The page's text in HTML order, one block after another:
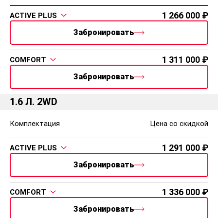
Иммобилайзер
Центральный замок
Регулировка передних ремней безопасности по
высоте
Регулировка рулевой колонки по высоте
Шумоизоляция капота
Тройное мигание поворотников при неполном
Крепления детских сидений ISOFIX сзади
Дневные ходовые огни
Пояcничная поддержка водителя (с
электрорегулировкой)
Дополнительные опции
Цвет металлик/перламутр - 6,000 ₽
Пакет Safety (доступен для АТ): навигационная
система с 8'' экраном, интеграцией со смартфонами
(Apple CarPlay/Android Auto) и информацией о
"пробках"; боковые подушки безопасности водителя
и переднего пассажира; боковые шторки
ACTIVE PLUS 1 266 000
Забронировать
COMFORT 1 311 000
Забронировать
1.6 Л. 2WD
Комплектация Цена со скидкой
ACTIVE PLUS 1 291 000
Забронировать
COMFORT 1 336 000
Забронировать